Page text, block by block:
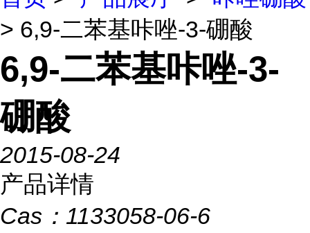
> 6,9-二苯基咔唑-3-硼酸
6,9-二苯基咔唑-3-
硼酸
2015-08-24
产品详情
Cas： 1133058-06-6